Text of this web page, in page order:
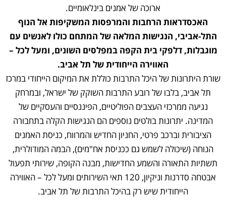
ארוכה של אמנים בינלאומיים.
האכסדראות הרחבות והמרפסות המשקיפות אל הנוף
התל-אביבי, הנגישות המלאה של המתחם כולו לאנשים עם
מוגבלות, דלפקי בית הקפה במפלסים השונים, ומעל לכל –
האווירה הייחודית של תל אביב.
שורת היתרונות של היכל התרבות כוללת את המיקום הייחודי במרכז
תל אביב, בלבו של רובע התרבות השוקק של ישראל, ובמרחק
נגיעה ממרכזי העצבים הפוליטיים, הפיננסיים והעסקיים של
המדינה. יתרונות בולטים נוספים הם הנגישות הקלה בתחבורה
הציבורית וברכב פרטי, החניון החדיש והמרווח, כניסת האמנים
הנוחה (שיכולה לשמש גם ככניסת אח"מים), הבמה המודולרית,
תשתיות התאורה והשמע החדישות, מבנה הקופה, שירותי תפעול
אבטחה סדרנות וניקיון, 120 תאי השירותים ומעל לכל – האווירה
הייחודית שיש רק בהיכל התרבות של תל אביב.